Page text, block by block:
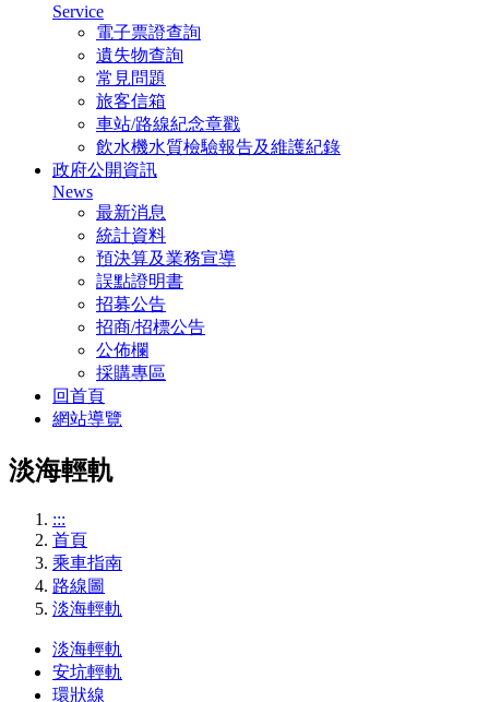
Service
電子票證查詢
遺失物查詢
常見問題
旅客信箱
車站/路線紀念章戳
飲水機水質檢驗報告及維護紀錄
政府公開資訊
News
最新消息
統計資料
預決算及業務宣導
誤點證明書
招募公告
招商/招標公告
公佈欄
採購專區
回首頁
網站導覽
淡海輕軌
:::
首頁
乘車指南
路線圖
淡海輕軌
淡海輕軌
安坑輕軌
環狀線